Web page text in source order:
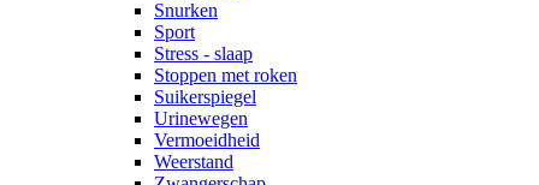
Snurken
Sport
Stress - slaap
Stoppen met roken
Suikerspiegel
Urinewegen
Vermoeidheid
Weerstand